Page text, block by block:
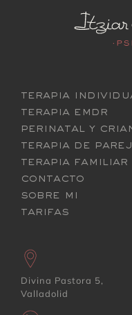
terapia
terapia emdr
perinatal y
terapia de
terapia familiar
contacto
sobre mi
tarifas
Divina Pastora 5,
Valladolid